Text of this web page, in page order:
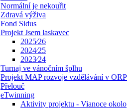
Normální je nekouřit
Zdravá výživa
Fond Sidus
Projekt Jsem laskavec
2025⁄26
2024⁄25
2023⁄24
Turnaj ve vánočním šplhu
Projekt MAP rozvoje vzdělávání v ORP
Přelouč
eTwinning
Aktivity projektu - Vianoce okolo